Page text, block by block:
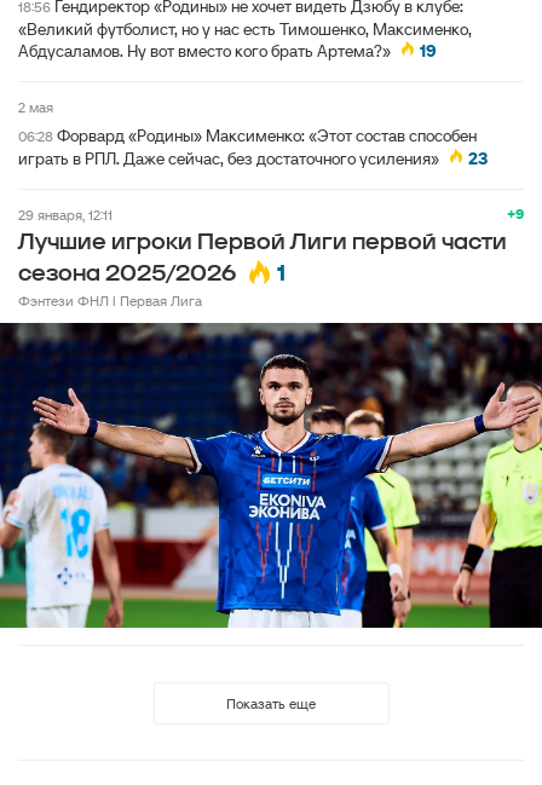
18:56 Гендиректор «Родины» не хочет видеть Дзюбу в клубе:
«Великий футболист, но у нас есть Тимошенко, Максименко,
Абдусаламов. Ну вот вместо кого брать Артема?»
19
2 мая
06:28 Форвард «Родины» Максименко: «Этот состав способен
играть в РПЛ. Даже сейчас, без достаточного усиления»
23
+9
29 января, 12:11
Лучшие игроки Первой Лиги первой части
сезона 2025/2026
1
Фэнтези ФНЛ l Первая Лига
Показать еще